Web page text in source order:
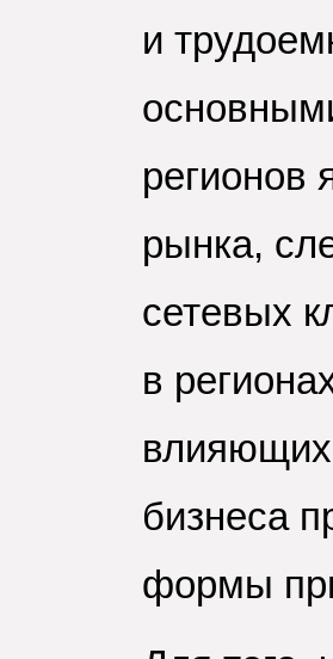
и
регионов
рынка,
сетевых
в
влияющих
бизнеса
формы